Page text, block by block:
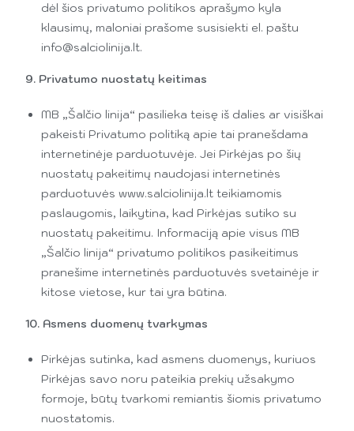
dėl šios privatumo politikos aprašymo kyla
klausimų, maloniai prašome susisiekti el. paštu
info@salciolinija.lt.
9. Privatumo nuostatų keitimas
MB „Šalčio linija“ pasilieka teisę iš dalies ar visiškai
pakeisti Privatumo politiką apie tai pranešdama
internetinėje parduotuvėje. Jei Pirkėjas po šių
nuostatų pakeitimų naudojasi internetinės
parduotuvės www.salciolinija.lt teikiamomis
paslaugomis, laikytina, kad Pirkėjas sutiko su
nuostatų pakeitimu. Informaciją apie visus MB
„Šalčio linija“ privatumo politikos pasikeitimus
pranešime internetinės parduotuvės svetainėje ir
kitose vietose, kur tai yra būtina.
10. Asmens duomenų tvarkymas
Pirkėjas sutinka, kad asmens duomenys, kuriuos
Pirkėjas savo noru pateikia prekių užsakymo
formoje, būtų tvarkomi remiantis šiomis privatumo
nuostatomis.